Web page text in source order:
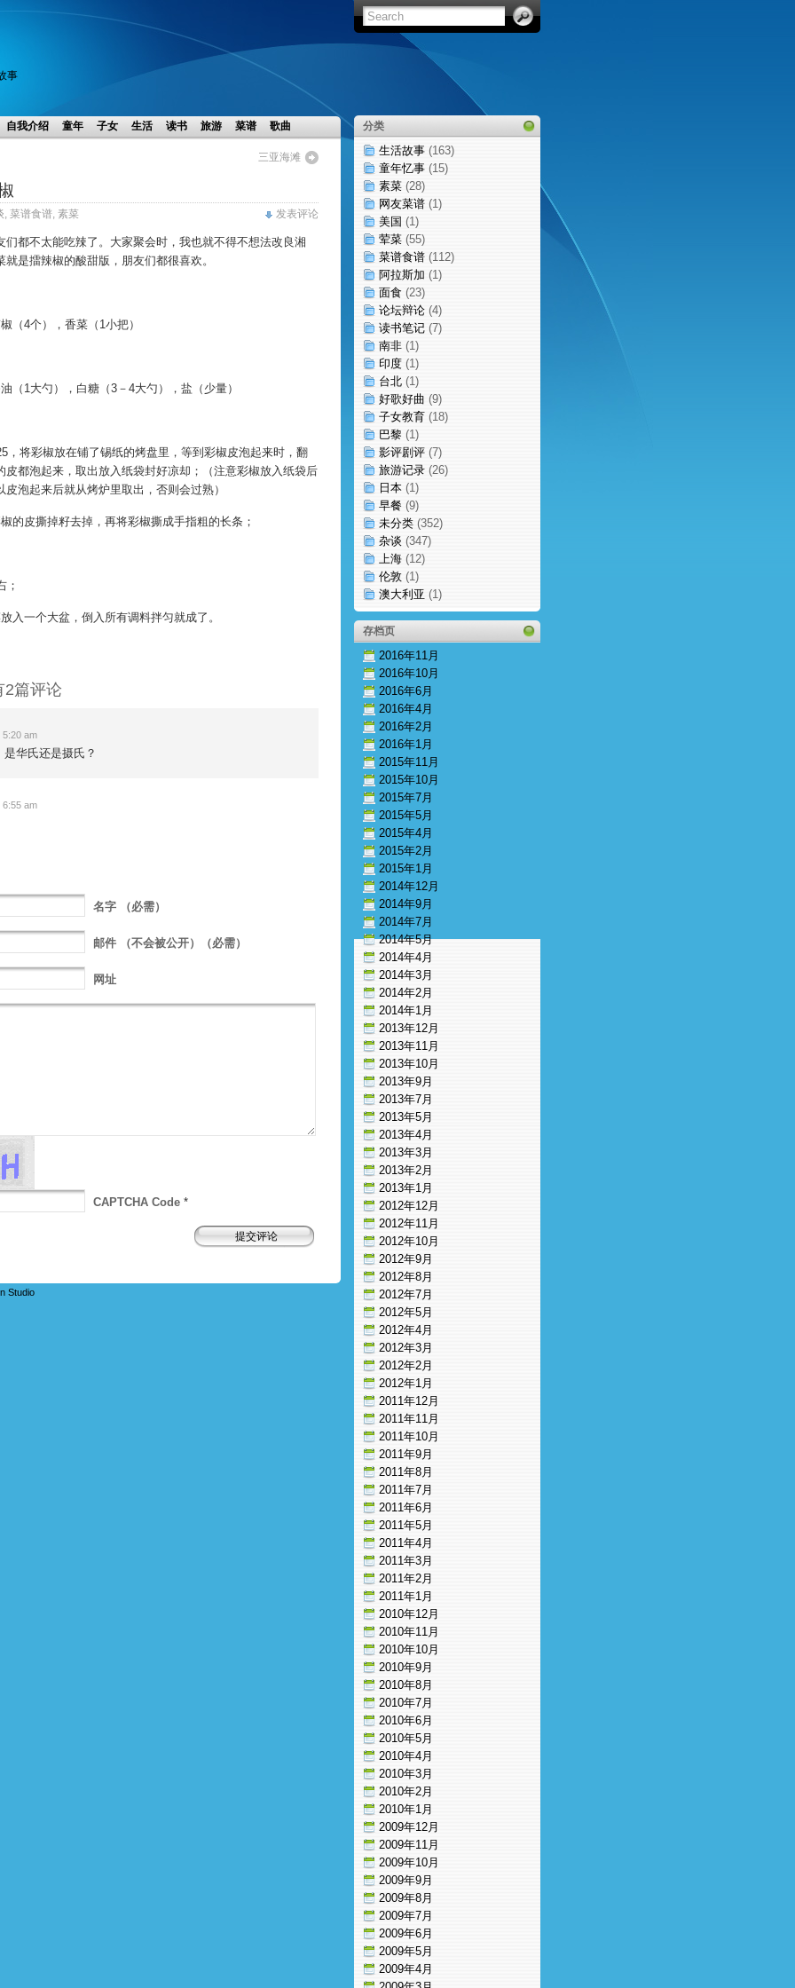
事
自我介绍 童年 子女 生活 读书 旅游 菜谱 歌曲
三亚海滩
菜谱食谱 素菜 发表评论
们都不太能吃辣了。大家聚会时，我也就不得不想法改良湘
是擂辣椒的酸甜版，朋友们都很喜欢。
（4个），香菜（1小把）
（1大勺），白糖（3－4大勺），盐（少量）
，将彩椒放在铺了锡纸的烤盘里，等到彩椒皮泡起来时，翻
皮都泡起来，取出放入纸袋封好凉却；（注意彩椒放入纸袋后
泡起来后就从烤炉里取出，否则会过熟）
的皮撕掉籽去掉，再将彩椒撕成手指粗的长条；
；
入一个大盆，倒入所有调料拌匀就成了。
2篇评论
5:20 am
华氏还是摄氏？
6:55 am
名字 （必需）
邮件 （不会被公开）（必需）
网址
CAPTCHA Code *
Studio
分类
生活故事 (163)
童年忆事 (15)
素菜 (28)
网友菜谱 (1)
美国 (1)
荤菜 (55)
菜谱食谱 (112)
阿拉斯加 (1)
面食 (23)
论坛辩论 (4)
读书笔记 (7)
南非 (1)
印度 (1)
台北 (1)
好歌好曲 (9)
子女教育 (18)
巴黎 (1)
影评剧评 (7)
旅游记录 (26)
日本 (1)
早餐 (9)
未分类 (352)
杂谈 (347)
上海 (12)
伦敦 (1)
澳大利亚 (1)
存档页
2016年11月
2016年10月
2016年6月
2016年4月
2016年2月
2016年1月
2015年11月
2015年10月
2015年7月
2015年5月
2015年4月
2015年2月
2015年1月
2014年12月
2014年9月
2014年7月
2014年5月
2014年4月
2014年3月
2014年2月
2014年1月
2013年12月
2013年11月
2013年10月
2013年9月
2013年7月
2013年5月
2013年4月
2013年3月
2013年2月
2013年1月
2012年12月
2012年11月
2012年10月
2012年9月
2012年8月
2012年7月
2012年5月
2012年4月
2012年3月
2012年2月
2012年1月
2011年12月
2011年11月
2011年10月
2011年9月
2011年8月
2011年7月
2011年6月
2011年5月
2011年4月
2011年3月
2011年2月
2011年1月
2010年12月
2010年11月
2010年10月
2010年9月
2010年8月
2010年7月
2010年6月
2010年5月
2010年4月
2010年3月
2010年2月
2010年1月
2009年12月
2009年11月
2009年10月
2009年9月
2009年8月
2009年7月
2009年6月
2009年5月
2009年4月